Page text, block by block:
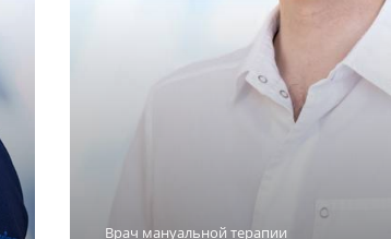
Врач мануальной терапии